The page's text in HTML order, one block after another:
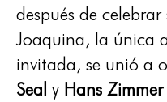
después de
Joaquina, la única
invitada, se unió a
Seal y Hans Zimmer